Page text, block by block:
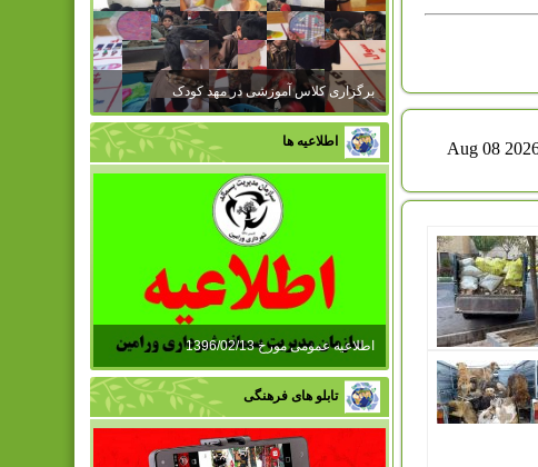
برگزاری کلاس آموزشی در مهد کودک
اطلاعیه ها
اطلاعیه عمومی مورخ 1396/02/13
تابلو های فرهنگی